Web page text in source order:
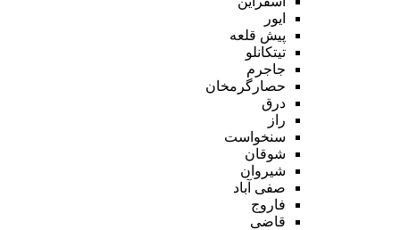
ایور
پیش قلعه
تیتکانلو
جاجرم
حصارگرمخان
درق
راز
سنخواست
شوقان
شیروان
صفی آباد
فاروج
قاضی